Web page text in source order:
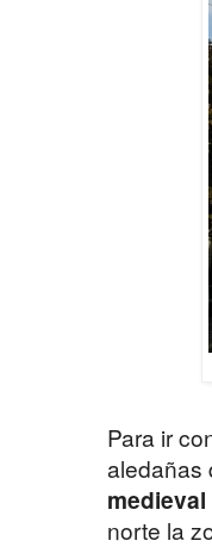
Para ir
aledañas
medieval
norte la